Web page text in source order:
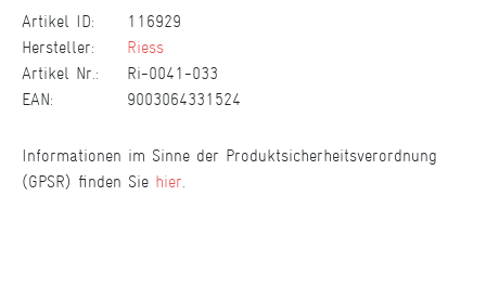
Artikel ID:
116929
Hersteller:
Riess
Artikel Nr.:
Ri-0041-033
EAN:
9003064331524
Informationen im Sinne der Produktsicherheitsverordnung
(GPSR) finden Sie hier.